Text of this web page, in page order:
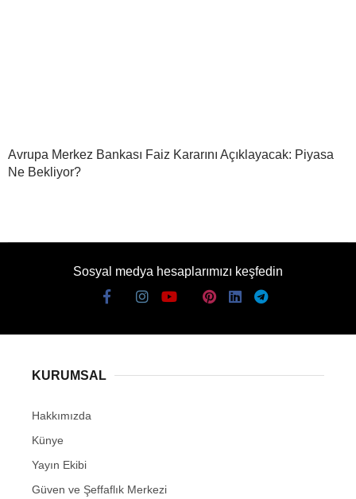
Avrupa Merkez Bankası Faiz Kararını Açıklayacak: Piyasa
Ne Bekliyor?
Sosyal medya hesaplarımızı keşfedin
KURUMSAL
Hakkımızda
Künye
Yayın Ekibi
Güven ve Şeffaflık Merkezi